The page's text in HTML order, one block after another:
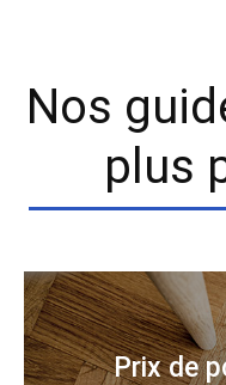
Nos
plus
Prix de